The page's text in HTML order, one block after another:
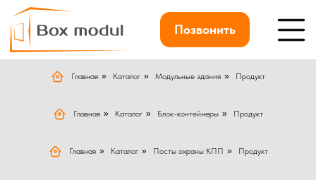
Позвонить
Главная » Каталог » Модульные здания » Продукт
Главная » Каталог » Блок-контейнеры » Продукт
Главная » Каталог » Посты охраны КПП » Продукт